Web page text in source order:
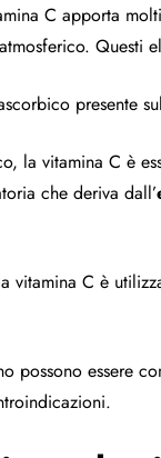
C apporta molti
Questi
presente
la vitamina C è
che deriva dall’
vitamina C è
possono essere